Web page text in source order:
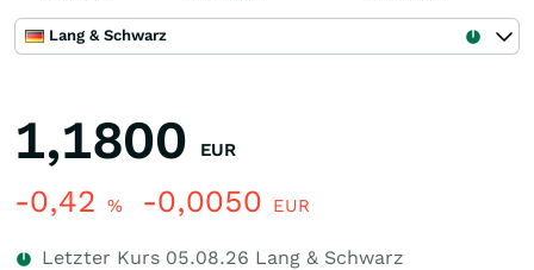
Lang & Schwarz
1,1800 EUR
-0,42 % -0,0050 EUR
Letzter Kurs 05.08.26 Lang & Schwarz